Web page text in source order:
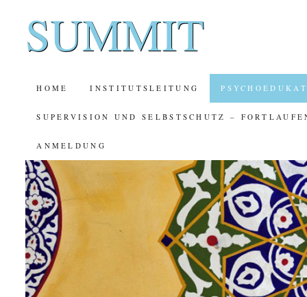
SUMMIT
SKIP
TO
CONTENT
HOME INSTITUTSLEITUNG
SUPERVISION UND SELBSTSCHUTZ –
ANMELDUNG